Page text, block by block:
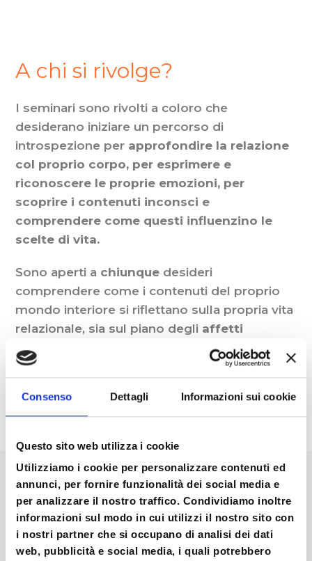
Consenso Dettagli Informazioni sui cookie
Questo sito web utilizza i cookie
Utilizziamo i cookie per personalizzare contenuti ed
annunci, per fornire funzionalità dei social media e
per analizzare il nostro traffico. Condividiamo inoltre
informazioni sul modo in cui utilizzi il nostro sito con
i nostri partner che si occupano di analisi dei dati
web, pubblicità e social media, i quali potrebbero
A chi si rivolge?
I seminari sono rivolti a coloro che
desiderano iniziare un percorso di
introspezione per approfondire la relazione
col proprio corpo, per esprimere e
riconoscere le proprie emozioni, per
scoprire i contenuti inconsci e
comprendere come questi influenzino le
scelte di vita.
Sono aperti a chiunque desideri
comprendere come i contenuti del proprio
mondo interiore si riflettano sulla propria vita
relazionale, sia sul piano degli affetti
personali
rapporti
professionali
, per promuovere significativi
DETTAGLI del Seminario